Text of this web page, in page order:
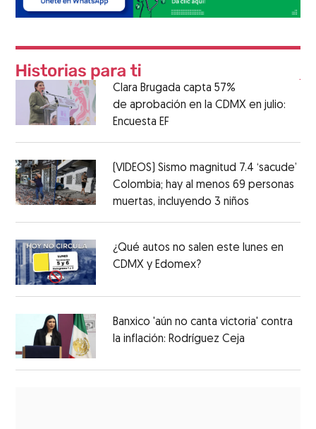
Clara Brugada capta 57%
de aprobación en la CDMX en julio:
Encuesta EF
(VIDEOS) Sismo magnitud 7.4 ‘sacude’
Colombia; hay al menos 69 personas
muertas, incluyendo 3 niños
¿Qué autos no salen este lunes en
CDMX y Edomex?
Banxico 'aún no canta victoria' contra
la inflación: Rodríguez Ceja